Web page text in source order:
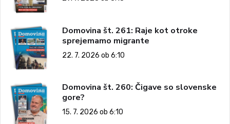
Domovina št. 261: Raje kot otroke
sprejemamo migrante
22. 7. 2026 ob 6:10
Domovina št. 260: Čigave so slovenske
gore?
15. 7. 2026 ob 6:10